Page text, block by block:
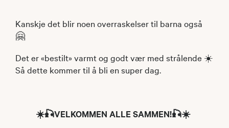
Kanskje det blir noen overraskelser til barna også
🤗
Det er «bestilt» varmt og godt vær med strålende ☀️
Så dette kommer til å bli en super dag.
☀️🎣VELKOMMEN ALLE SAMMEN!🎣☀️